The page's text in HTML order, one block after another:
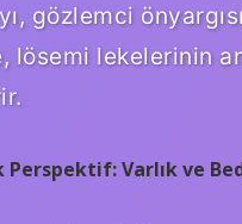
gözlemci
lösemi lekelerinin
Varlık ve